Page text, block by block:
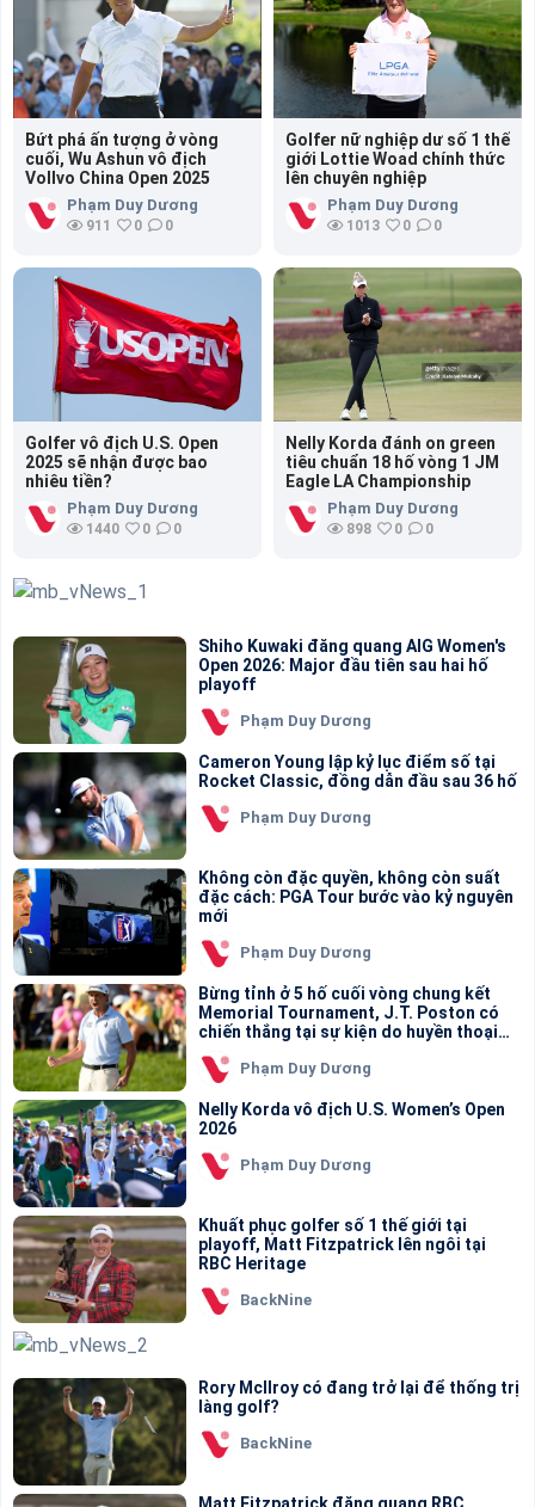
Golfer nữ nghiệp dư số 1 thế
giới Lottie Woad chính thức
lên chuyên nghiệp
Phạm Duy Dương
1013 0 0
Bứt phá ấn tượng ở vòng
cuối, Wu Ashun vô địch
Vollvo China Open 2025
Phạm Duy Dương
911 0 0
Golfer vô địch U.S. Open
2025 sẽ nhận được bao
nhiêu tiền?
Phạm Duy Dương
1440 0 0
Nelly Korda đánh on green
tiêu chuẩn 18 hố vòng 1 JM
Eagle LA Championship
Phạm Duy Dương
898 0 0
Shiho Kuwaki đăng quang AIG Women's
Open 2026: Major đầu tiên sau hai hố
playoff
Phạm Duy Dương
Cameron Young lập kỷ lục điểm số tại
Rocket Classic, đồng dẫn đầu sau 36 hố
Phạm Duy Dương
Không còn đặc quyền, không còn suất
đặc cách: PGA Tour bước vào kỷ nguyên
mới
Phạm Duy Dương
Bừng tỉnh ở 5 hố cuối vòng chung kết
Memorial Tournament, J.T. Poston có
chiến thắng tại sự kiện do huyền thoại
Phạm Duy Dương
Nelly Korda vô địch U.S. Women’s Open
2026
Phạm Duy Dương
Khuất phục golfer số 1 thế giới tại
playoff, Matt Fitzpatrick lên ngôi tại
RBC Heritage
BackNine
Rory McIlroy có đang trở lại để thống trị
làng golf?
BackNine